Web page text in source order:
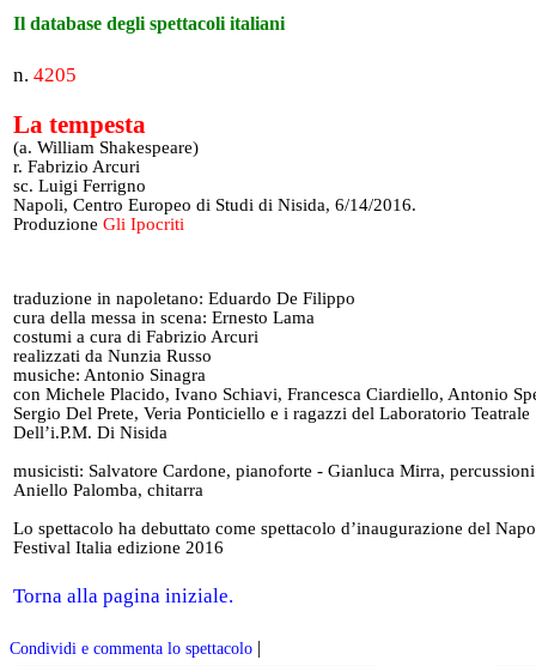
Il database degli spettacoli italiani
n. 4205
La tempesta
(a. William Shakespeare)
r. Fabrizio Arcuri
sc. Luigi Ferrigno
Napoli, Centro Europeo di Studi di Nisida, 6/14/2016.
Produzione Gli Ipocriti
traduzione in napoletano: Eduardo De Filippo
cura della messa in scena: Ernesto Lama
costumi a cura di Fabrizio Arcuri
realizzati da Nunzia Russo
musiche: Antonio Sinagra
con Michele Placido, Ivano Schiavi, Francesca Ciardiello, Antonio
Sergio Del Prete, Veria Ponticiello e i ragazzi del Laboratorio Teatrale
Dell’i.P.M. Di Nisida
musicisti: Salvatore Cardone, pianoforte - Gianluca Mirra,
Aniello Palomba, chitarra
Lo spettacolo ha debuttato come spettacolo d’inaugurazione del
Festival Italia edizione 2016
Torna alla pagina iniziale.
Condividi e commenta lo spettacolo |